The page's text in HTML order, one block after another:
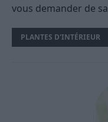
vous demander de
PLANTES D'INTÉRIEUR